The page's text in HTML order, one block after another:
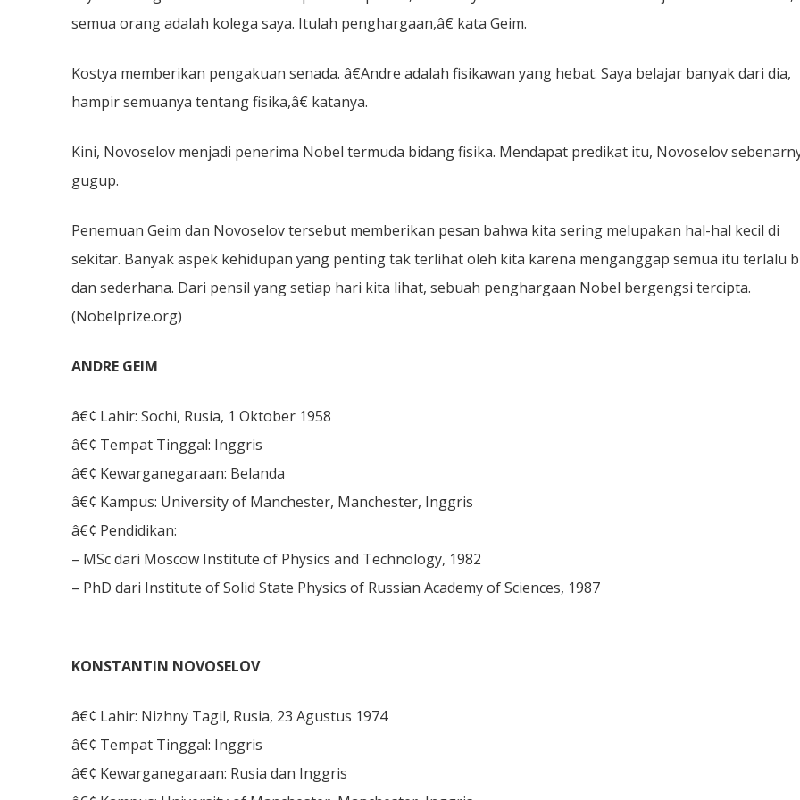
semua orang adalah kolega saya. Itulah penghargaan,â€ kata Geim.
Kostya memberikan pengakuan senada. â€Andre adalah fisikawan yang hebat. Saya belajar banyak dari dia,
hampir semuanya tentang fisika,â€ katanya.
Kini, Novoselov menjadi penerima Nobel termuda bidang fisika. Mendapat predikat itu, Novoselov
gugup.
Penemuan Geim dan Novoselov tersebut memberikan pesan bahwa kita sering melupakan hal-hal kecil di
sekitar. Banyak aspek kehidupan yang penting tak terlihat oleh kita karena menganggap semua itu terlalu
dan sederhana. Dari pensil yang setiap hari kita lihat, sebuah penghargaan Nobel bergengsi tercipta.
(Nobelprize.org)
ANDRE GEIM
â€¢ Lahir: Sochi, Rusia, 1 Oktober 1958
â€¢ Tempat Tinggal: Inggris
â€¢ Kewarganegaraan: Belanda
â€¢ Kampus: University of Manchester, Manchester, Inggris
â€¢ Pendidikan:
– MSc dari Moscow Institute of Physics and Technology, 1982
– PhD dari Institute of Solid State Physics of Russian Academy of Sciences, 1987
KONSTANTIN NOVOSELOV
â€¢ Lahir: Nizhny Tagil, Rusia, 23 Agustus 1974
â€¢ Tempat Tinggal: Inggris
â€¢ Kewarganegaraan: Rusia dan Inggris